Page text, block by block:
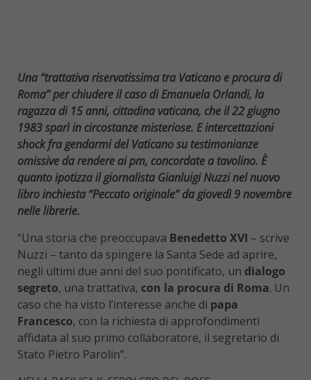
Una “trattativa riservatissima tra Vaticano e procura di
Roma” per chiudere il caso di Emanuela Orlandi, la
ragazza di 15 anni, cittadina vaticana, che il 22 giugno
1983 sparì in circostanze misteriose. E intercettazioni
shock fra gendarmi del Vaticano su testimonianze
omissive da rendere ai pm, concordate a tavolino. È
quanto ipotizza il giornalista Gianluigi Nuzzi nel nuovo
libro inchiesta “Peccato originale” da giovedì 9 novembre
nelle librerie.
“Una storia che preoccupava Benedetto XVI – scrive
Nuzzi – tanto da spingere la Santa Sede ad aprire,
negli ultimi due anni del suo pontificato, un dialogo
segreto, una trattativa, con la procura di Roma. Un
caso che ha visto l’interesse anche di papa
Francesco, con la richiesta di approfondimenti
affidata al suo primo collaboratore, il segretario di
Stato Pietro Parolin”.